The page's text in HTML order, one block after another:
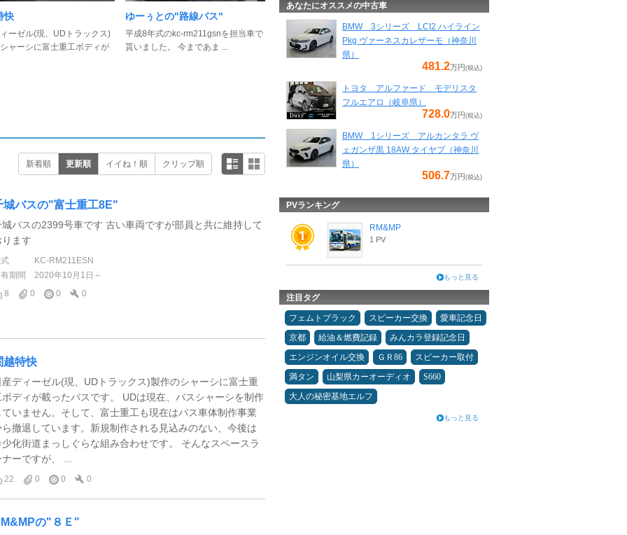
快
ーゼル(現、UDトラックス)
ャーシに富士重工ボディが
ゆーぅとの"路線バス"
平成8年式のkc-rm211gsnを担当車で
貰いました。 今まであま ...
新着順 更新順 イイね！順 クリップ順
城バスの"富士重工8E"
城バスの2399号車です 古い車両ですが部員と共に維持して
ります
KC-RM211ESN
期間
2020年10月1日～
8
0 0 0
越特快
産ディーゼル(現、UDトラックス)製作のシャーシに富士重
ボディが載ったバスです。 UDは現在、バスシャーシを制作
ていません。そして、富士重工も現在はバス車体制作事業
ら撤退しています。新規制作される見込みのない、今後は
少化街道まっしぐらな組み合わせです。 そんなスペースラ
ーですが、 ...
22 0 0 0
の"８Ｅ"
あなたにオススメの中古車
BMW 3シリーズ LCI2 ハイライン
Pkg ヴァーネスカレザーモ（神奈川
県）
481.2万円 (税込)
トヨタ アルファード モデリスタ
フルエアロ（岐阜県）
728.0万円 (税込)
BMW 1シリーズ アルカンタラ ヴ
ェガンザ黒 18AW タイヤプ（神奈川
県）
506.7万円 (税込)
PVランキング
RM&MP
1 PV
もっと見る
注目タグ
フェムトブラック スピーカー交換
愛車記念日
京都
給油＆燃費記録
みんカラ登録記念日
エンジンオイル交換
ＧＲ86
スピーカー取付
満タン
山梨県カーオーディオ
S660
大人の秘密基地エルフ
もっと見る